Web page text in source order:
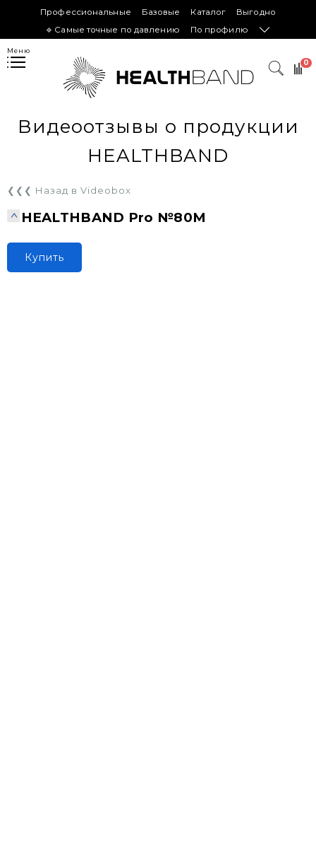
Профессиональные Базовые Каталог
Выгодно
𖦏 Самые точные по давлению
По профилю
Меню
0
Видеоотзывы о продукции
HEALTHBAND
❮❮❮ Назад в Videobox
HEALTHBAND Pro №80M
Купить